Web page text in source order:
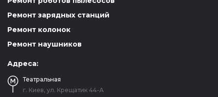
Ремонт зарядных станций
Ремонт колонок
Ремонт наушников
Адреса:
Театральная
г. Киев, ул. Крещатик 44-А